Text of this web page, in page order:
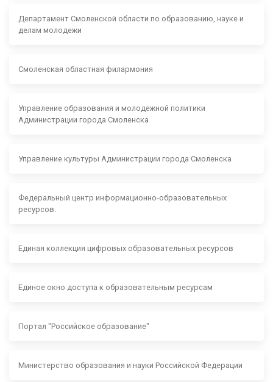
Департамент Смоленской области по образованию, науке и
делам молодежи
Смоленская областная филармония
Управление образования и молодежной политики
Администрации города Смоленска
Управление культуры Администрации города Смоленска
Федеральный центр информационно-образовательных
ресурсов.
Единая коллекция цифровых образовательных ресурсов
Единое окно доступа к образовательным ресурсам
Портал "Российское образование"
Министерство образования и науки Российской Федерации